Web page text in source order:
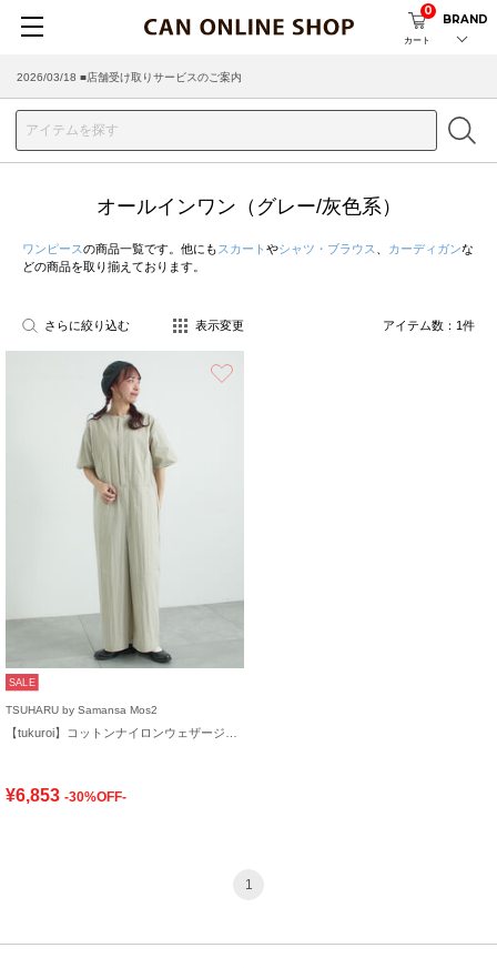
カート
0
BRAND
2026/03/18 ■店舗受け取りサービスのご案内
オールインワン（グレー/灰色系）
ワンピースの商品一覧です。他にも スカート やシャツ・ブラウス カーディガンな
どの商品を取り揃えております。
さらに絞り込む 表示変更 アイテム数： 1件
SALE
TSUHARU by Samansa Mos2
¥6,853 -30%OFF-
1